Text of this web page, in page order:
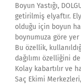
Boyun Yastığı,
getirilmiş elyaftır.
olduğu için boyun
boynumuza göre
Bu özellik,
dağılımı özelliğini de
Kolay kabartılır ve
Saç Ekimi